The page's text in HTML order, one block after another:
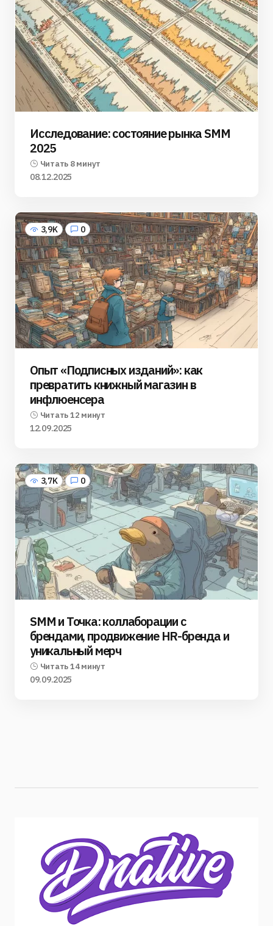
Исследование: состояние рынка SMM
2025
Читать 8 минут
08.12.2025
3,9K 0
Опыт «Подписных изданий»: как
превратить книжный магазин в
инфлюенсера
Читать 12 минут
12.09.2025
3,7K 0
SMM и Точка: коллаборации с
брендами, продвижение HR-бренда и
уникальный мерч
Читать 14 минут
09.09.2025